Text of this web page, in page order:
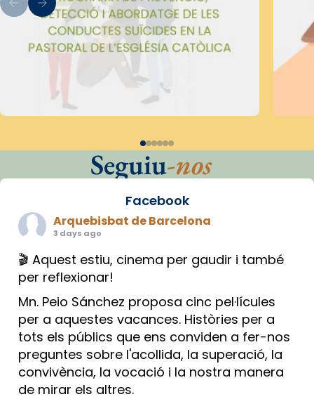
Seguiu-nos
Facebook
Arquebisbat de Barcelona
3 days ago
🎬 Aquest estiu, cinema per gaudir i també
per reflexionar!
Mn. Peio Sánchez proposa cinc pel·lícules
per a aquestes vacances. Històries per a
tots els públics que ens conviden a fer-nos
preguntes sobre l'acollida, la superació, la
convivència, la vocació i la nostra manera
de mirar els altres.